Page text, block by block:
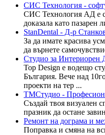
СИС Технология -
СИС Технология АД е
доказала като пазарен
StanDental - Д-р
За да имате красива
да върнете
Студио за Интериорен
Top Design е водещо
България. Вече над
проекти на тер ...
ТМСтудио -
Създай твоя визуален
празник да остане
Ремонт на дограма и
Поправка и смяна на